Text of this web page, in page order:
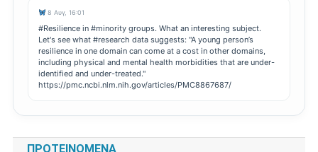
8 Αυγ, 16:01
#Resilience in #minority groups. What an interesting subject.
Let's see what #research data suggests: "A young person’s
resilience in one domain can come at a cost in other domains,
including physical and mental health morbidities that are under-
identified and under-treated."
https://pmc.ncbi.nlm.nih.gov/articles/PMC8867687/
ΠΡΟΤΕΙΝΌΜΕΝΑ